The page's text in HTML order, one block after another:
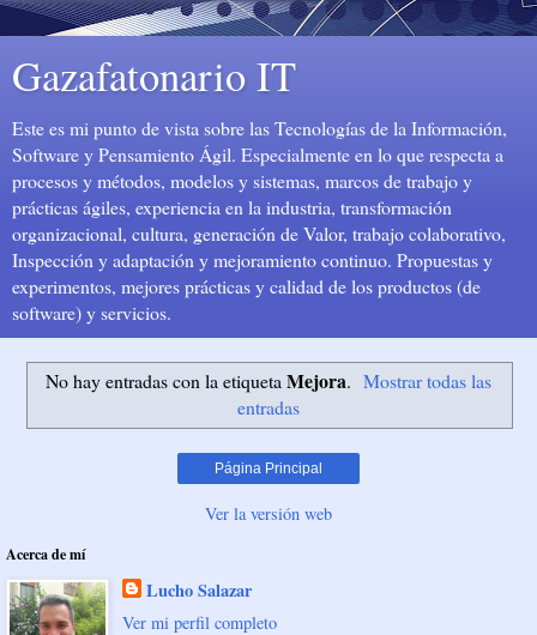
Gazafatonario IT
Este es mi punto de vista sobre las Tecnologías de la Información,
Software y Pensamiento Ágil. Especialmente en lo que respecta a
procesos y métodos, modelos y sistemas, marcos de trabajo y
prácticas ágiles, experiencia en la industria, transformación
organizacional, cultura, generación de Valor, trabajo colaborativo,
Inspección y adaptación y mejoramiento continuo. Propuestas y
experimentos, mejores prácticas y calidad de los productos (de
software) y servicios.
No hay entradas con la etiqueta Mejora. Mostrar todas las
entradas
Página Principal
Ver la versión web
Acerca de mí
Lucho Salazar
Ver mi perfil completo